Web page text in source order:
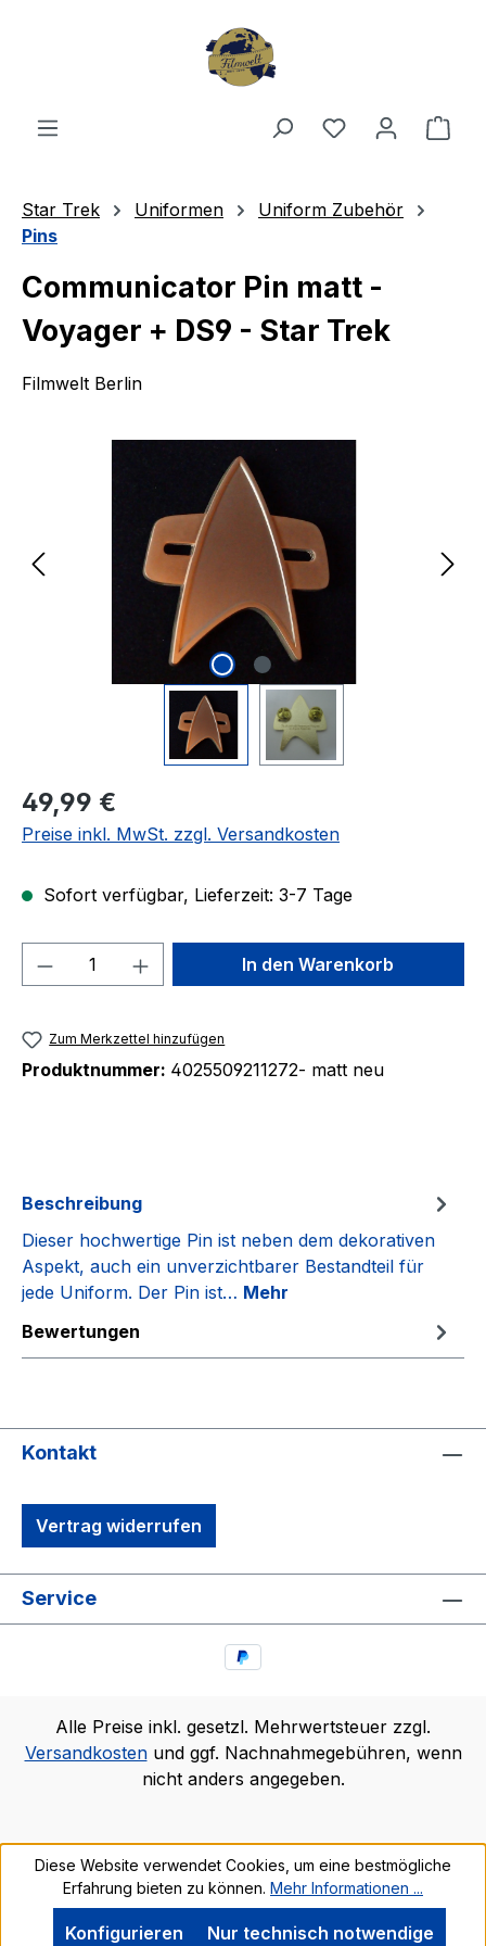
Du hast 0
Star Trek Uniformen
Uniform Zubehör
Pins
Communicator Pin matt -
Voyager + DS9 - Star Trek
Filmwelt Berlin
Regulärer Preis:
49,99 €
Preise inkl. MwSt. zzgl. Versandkosten
Sofort verfügbar, Lieferzeit: 3-7 Tage
Produkt Anzahl: Gib denIn den Warenkorb
Zum Merkzettel hinzufügen
Produktnummer: 4025509211272- matt neu
Beschreibung
Dieser hochwertige Pin ist neben dem dekorativen
Aspekt, auch ein unverzichtbarer Bestandteil für
jede Uniform. Der Pin ist… Mehr
Bewertungen
Kontakt
Vertrag widerrufen
Service
Alle Preise inkl. gesetzl. Mehrwertsteuer zzgl.
Versandkostenund ggf. Nachnahmegebühren, wenn
nicht anders angegeben.
Diese Website verwendet Cookies, um eine bestmögliche
Erfahrung bieten zu können. Mehr Informationen ...
Nur technisch notwendige
Konfigurieren